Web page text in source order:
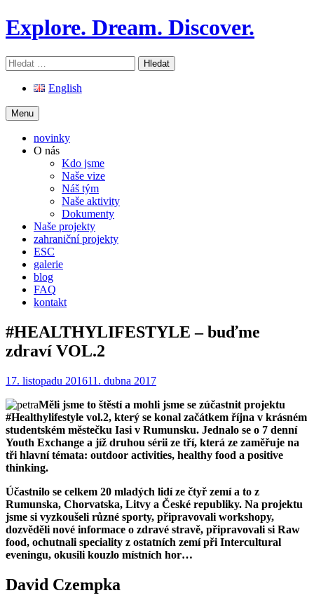
Skip
to
Explore. Dream. Discover.
Vyhledávání
English
Menu
novinky
O nás
Kdo jsme
Naše vize
Náš tým
Naše aktivity
Dokumenty
Naše projekty
zahraniční projekty
ESC
galerie
blog
FAQ
kontakt
#HEALTHYLIFESTYLE – buďme
zdraví VOL.2
17. listopadu 201611. dubna 2017
Měli jsme to štěstí a mohli jsme se zúčastnit projektu
#Healthylifestyle vol.2, který se konal začátkem října v krásném
studentském městečku Iasi v Rumunsku. Jednalo se o 7 denní
Youth Exchange a jíž druhou sérii ze tří, která ze zaměřuje na
tři hlavní témata: outdoor activities, healthy food a positive
thinking.
Účastnilo se celkem 20 mladých lidí ze čtyř zemí a to z
Rumunska, Chorvatska, Litvy a České republiky. Na projektu
jsme si vyzkoušeli různé sporty, připravovali workshopy,
dozvěděli nové informace o zdravé stravě, připravovali si Raw
food, ochutnali speciality z ostatních zemí při Intercultural
eveningu, okusili kouzlo místních hor…
David Czempka